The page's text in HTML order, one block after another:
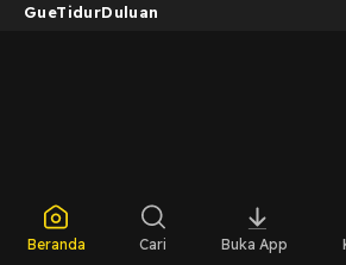
GueTidurDuluan
Beranda Cari Buka App